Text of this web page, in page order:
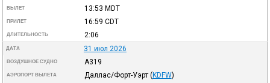
ВЫЛЕТ 13:53 MDT
ПРИЛЕТ 16:59 CDT
ДЛИТЕЛЬНОСТЬ 2:06
ДАТА 31 июл 2026
ВОЗДУШНОЕ СУДНО A319
АЭРОПОРТ ВЫЛЕТА Даллас/Форт-Уэрт (KDFW)